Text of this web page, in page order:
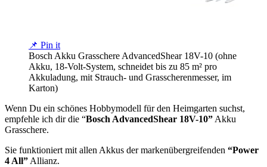
📌 Pin it
Bosch Akku Grasschere AdvancedShear 18V-10 (ohne
Akku, 18-Volt-System, schneidet bis zu 85 m² pro
Akkuladung, mit Strauch- und Grasscherenmesser, im
Karton)
Wenn Du ein schönes Hobbymodell für den Heimgarten suchst,
empfehle ich dir die “Bosch AdvancedShear 18V-10” Akku
Grasschere.
Sie funktioniert mit allen Akkus der markenübergreifenden “Power
4 All” Allianz.